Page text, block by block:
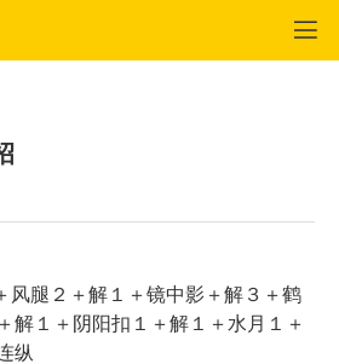
风腿２＋解１＋镜中影＋解３＋鹤
解１＋阴阳扣１＋解１＋水月１＋
纵